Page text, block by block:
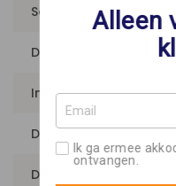
Soort vloer
Dessin
Inhoud per pak (m²)
Dikte (mm)
Dikte toplaag (mm)
Alleen
Ik ga ermee
ontvangen.